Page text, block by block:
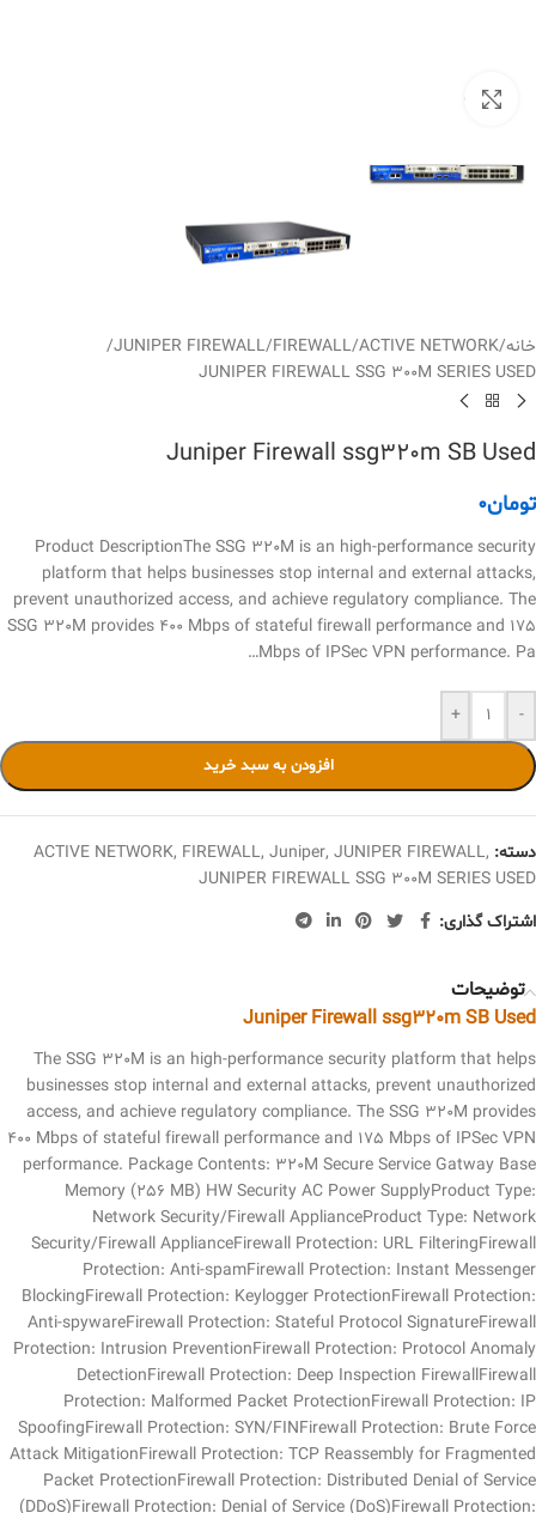
خانه/
ACTIVE NETWORK
/
FIREWALL
/
JUNIPER FIREWALL
/
JUNIPER FIREWALL SSG 300M SERIES USED
Juniper Firewall ssg320m SB Used
تومان0
Product DescriptionThe SSG 320M is an high-performance security
platform that helps businesses stop internal and external attacks,
prevent unauthorized access, and achieve regulatory compliance. The
SSG 320M provides 400 Mbps of stateful firewall performance and 175
Mbps of IPSec VPN performance. Pa…
-
+
افزودن به سبد خرید
دسته: ACTIVE NETWORK, FIREWALL, Juniper, JUNIPER FIREWALL,
JUNIPER FIREWALL SSG 300M SERIES USED
اشتراک گذاری:
توضیحات
Juniper Firewall ssg320m SB Used
The SSG 320M is an high-performance security platform that helps
businesses stop internal and external attacks, prevent unauthorized
access, and achieve regulatory compliance. The SSG 320M provides
400 Mbps of stateful firewall performance and 175 Mbps of IPSec VPN
performance. Package Contents: 320M Secure Service Gatway Base
Memory (256 MB) HW Security AC Power SupplyProduct Type:
Network Security/Firewall ApplianceProduct Type: Network
Security/Firewall ApplianceFirewall Protection: URL FilteringFirewall
Protection: Anti-spamFirewall Protection: Instant Messenger
BlockingFirewall Protection: Keylogger ProtectionFirewall Protection:
Anti-spywareFirewall Protection: Stateful Protocol SignatureFirewall
Protection: Intrusion PreventionFirewall Protection: Protocol Anomaly
DetectionFirewall Protection: Deep Inspection FirewallFirewall
Protection: Malformed Packet ProtectionFirewall Protection: IP
SpoofingFirewall Protection: SYN/FINFirewall Protection: Brute Force
Attack MitigationFirewall Protection: TCP Reassembly for Fragmented
Packet ProtectionFirewall Protection: Distributed Denial of Service
(DDoS)Firewall Protection: Denial of Service (DoS)Firewall Protection: